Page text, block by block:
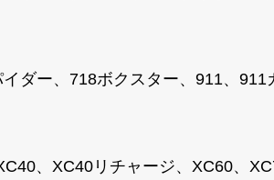
ダー、718ボクスター、911、
、XC40リチャージ、XC60、